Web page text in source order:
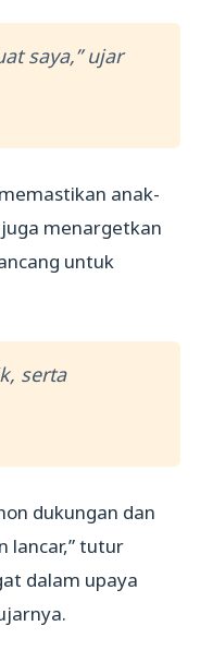
saya,” ujar
anak-
menargetkan
untuk
serta
dukungan dan
lancar,” tutur
dalam upaya